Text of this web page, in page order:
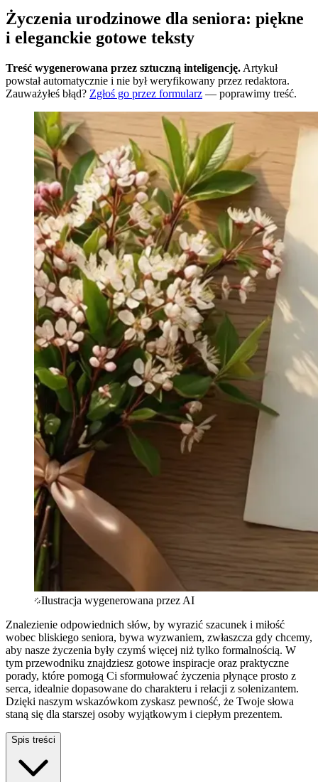
Życzenia urodzinowe dla seniora: piękne
i eleganckie gotowe teksty
Treść wygenerowana przez sztuczną inteligencję. Artykuł
powstał automatycznie i nie był weryfikowany przez redaktora.
Zauważyłeś błąd? Zgłoś go przez formularz — poprawimy treść.
Ilustracja wygenerowana przez AI
Znalezienie odpowiednich słów, by wyrazić szacunek i miłość
wobec bliskiego seniora, bywa wyzwaniem, zwłaszcza gdy chcemy,
aby nasze życzenia były czymś więcej niż tylko formalnością. W
tym przewodniku znajdziesz gotowe inspiracje oraz praktyczne
porady, które pomogą Ci sformułować życzenia płynące prosto z
serca, idealnie dopasowane do charakteru i relacji z solenizantem.
Dzięki naszym wskazówkom zyskasz pewność, że Twoje słowa
staną się dla starszej osoby wyjątkowym i ciepłym prezentem.
Spis treści